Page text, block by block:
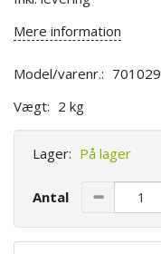
Mere information
Model/varenr.: 701029
Vægt: 2 kg
Lager: På lager
Antal